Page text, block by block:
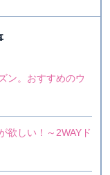
ン。おすすめのウ
欲しい！～2WAYド